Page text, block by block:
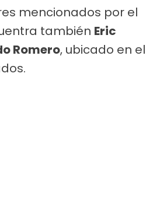
mencionados por el
también Eric
Romero, ubicado en el